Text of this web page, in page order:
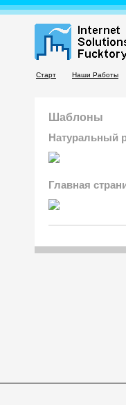
Старт Наши Работы
Шаблоны
Натуральный
Главная